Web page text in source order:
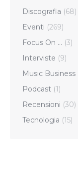
Discografia (68)
Eventi (269)
Focus On … (3)
Interviste (9)
Music Business
Podcast (1)
Recensioni (30)
Tecnologia (15)